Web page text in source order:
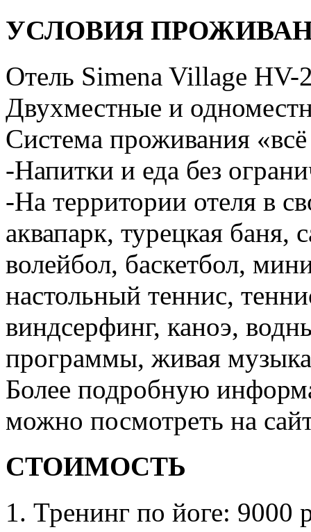
УСЛОВИЯ
Отель Simena Village HV-
Двухместные и
Система проживания
-Напитки и еда без
-На территории отеля в
аквапарк, турецкая баня,
волейбол, баскетбол,
настольный теннис,
виндсерфинг, каноэ,
программы, живая
Более подробную
можно посмотреть на
СТОИМОСТЬ
1. Тренинг по йоге: 9000